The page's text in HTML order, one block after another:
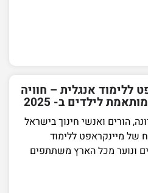
ללימוד אנגלית – חוויה
לילדים ב- 2025
הורים ואנשי חינוך בישראל
של מיינקראפט ללימוד
ונוער מכל הארץ משתתפים